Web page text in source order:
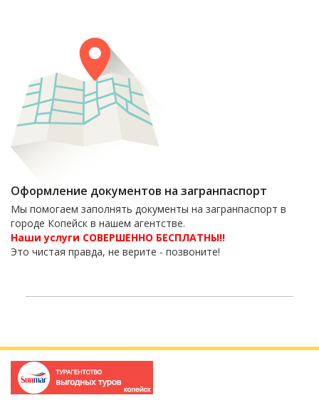
Оформление документов на загранпаспорт
Мы помогаем заполнять документы на загранпаспорт в
городе Копейск в нашем агентстве.
Наши услуги СОВЕРШЕННО БЕСПЛАТНЫ!!
Это чистая правда, не верите - позвоните!